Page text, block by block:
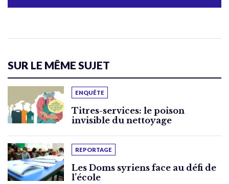
SUR LE MÊME SUJET
ENQUÊTE
Titres-services: le poison
invisible du nettoyage
REPORTAGE
Les Doms syriens face au défi de
l’école